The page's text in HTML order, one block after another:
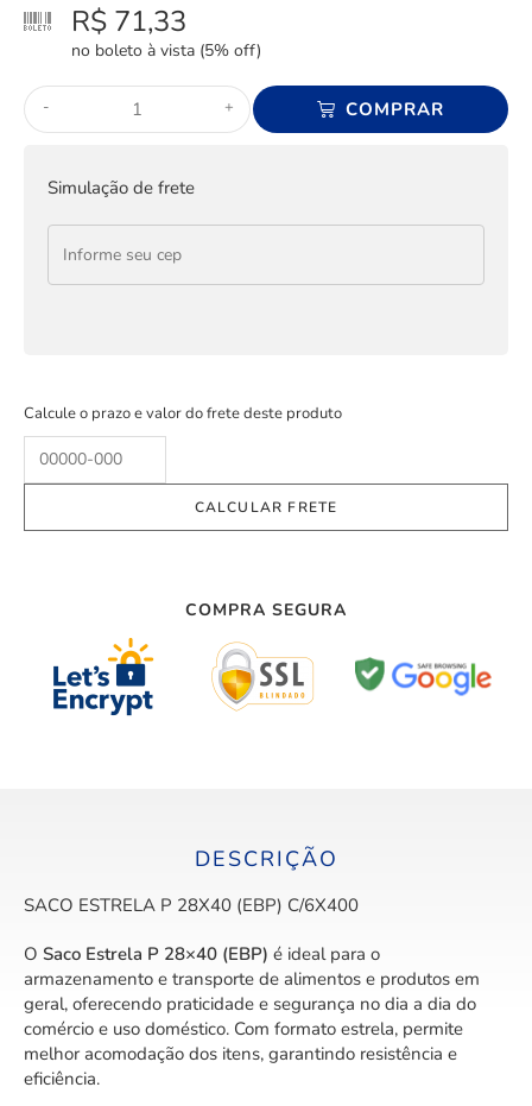
R$ 71,33
no boleto à vista (5% off)
- + COMPRAR
Simulação de frete
Calcule o prazo e valor do frete deste produto
COMPRA SEGURA
DESCRIÇÃO
SACO ESTRELA P 28X40 (EBP) C/6X400
O Saco Estrela P 28×40 (EBP) é ideal para o
armazenamento e transporte de alimentos e produtos em
geral, oferecendo praticidade e segurança no dia a dia do
comércio e uso doméstico. Com formato estrela, permite
melhor acomodação dos itens, garantindo resistência e
eficiência.